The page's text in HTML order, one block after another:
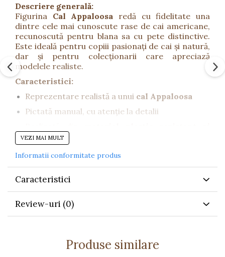
Descriere generală:
Figurina Cal Appaloosa redă cu fidelitate una
dintre cele mai cunoscute rase de cai americane,
recunoscută pentru blana sa cu pete distinctive.
Este ideală pentru copiii pasionați de cai și natură,
dar și pentru colecționarii care apreciază
modelele realiste.
Caracteristici:
Reprezentare realistă a unui cal Appaloosa
Pictată manual, cu atenție la detalii
sigur pentru copii
Potrivită pentru
jocuri de rol
tematicesauactivități educative
Detalii tehnice:
Dimensiune:14,5 cm
Material: plastic non-toxic, fără PVC
Încurajeazăcuriozitatea față de animale și
VEZI MAI MULT
Informatii conformitate produs
Caracteristici
Review-uri (0)
Produse similare